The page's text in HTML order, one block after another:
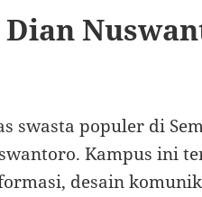
swasta populer di
. Kampus ini
desain